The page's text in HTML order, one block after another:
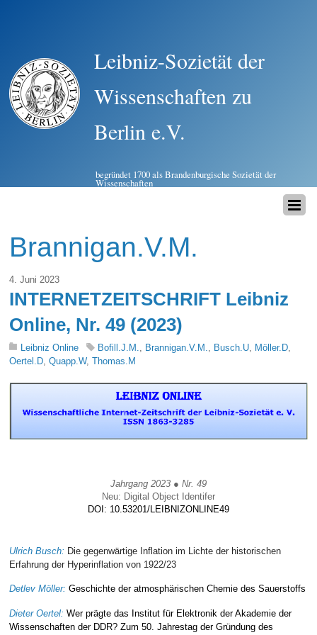
Leibniz-Sozietät der
Wissenschaften zu
Berlin e.V.
begründet 1700 als Brandenburgische Sozietät der
Wissenschaften
Brannigan.V.M.
4. Juni 2023
INTERNETZEITSCHRIFT Leibniz
Online, Nr. 49 (2023)
Leibniz Online Bofill.J.M., Brannigan.V.M., Busch.U, Möller.D,
Oertel.D,Quapp.W,Thomas.M
Jahrgang 2023 ● Nr. 49
Neu: Digital Object Identifer
DOI: 10.53201/LEIBNIZONLINE49
Ulrich Busch: Die gegenwärtige Inflation im Lichte der historischen
Erfahrung der Hyperinflation von 1922/23
Detlev Möller:Geschichte der atmosphärischen Chemie des Sauerstoffs
Dieter Oertel:Wer prägte das Institut für Elektronik der Akademie der
Wissenschaften der DDR? Zum 50. Jahrestag der Gründung des